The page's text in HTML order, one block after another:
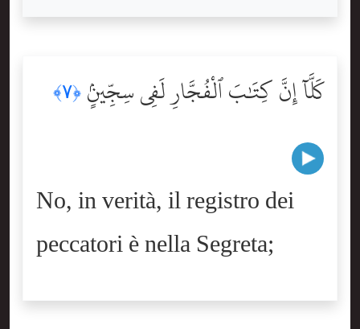
كَلَّآ إِنَّ كِتَٰبَ ٱلْفُجَّارِ لَفِى سِجِّينٍۢ ﴿٧﴾
No, in verità, il registro dei
peccatori è nella Segreta;